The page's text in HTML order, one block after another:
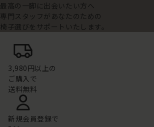
最高の一脚に出会いたい方へ
専門スタッフがあなたのための
椅子選びをサポートいたします。
3,980円以上の
ご購入で
送料無料
新規会員登録で